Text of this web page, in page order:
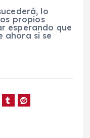
lo
propios
esperando que
ahora sí se